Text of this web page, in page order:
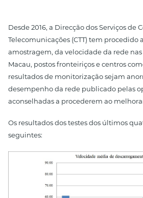
Desde 2016, a Direcção dos Serviços de
Telecomunicações (CTT) tem procedido
amostragem, da velocidade da rede
Macau, postos fronteiriços e centros
resultados de monitorização sejam
desempenho da rede publicado pelas
aconselhadas a procederem ao
Os resultados dos testes dos últimos
seguintes: